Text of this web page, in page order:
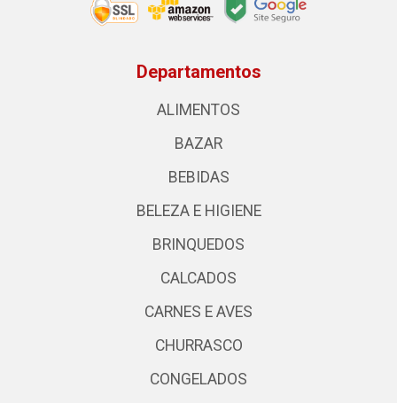
Departamentos
ALIMENTOS
BAZAR
BEBIDAS
BELEZA E HIGIENE
BRINQUEDOS
CALCADOS
CARNES E AVES
CHURRASCO
CONGELADOS